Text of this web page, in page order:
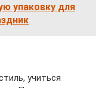
упаковку для
учиться